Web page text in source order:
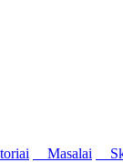
Masalai